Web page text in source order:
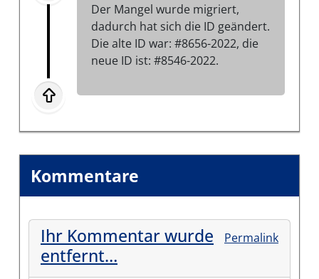
Der Mangel wurde migriert,
dadurch hat sich die ID geändert.
Die alte ID war: #8656-2022, die
neue ID ist: #8546-2022.
Kommentare
Ihr Kommentar wurde
entfernt…
Permalink